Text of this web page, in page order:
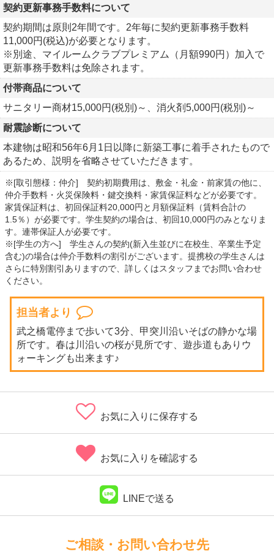
契約更新事務手数料について
契約期間は原則2年間です。2年毎に契約更新事務手数料
11,000円(税込)が必要となります。
※別途、マイルームクラブプレミアム（月額990円）加入で
更新事務手数料は免除されます。
付帯商品について
サニタリー商材15,000円(税別)～、消火剤5,000円(税別)～
耐震診断について
本建物は昭和56年6月1日以降に新築工事に着手されたもので
あるため、説明を省略させていただきます。
※[取引態様：仲介] 契約初期費用は、敷金・礼金・前家賃の他に、
仲介手数料・火災保険料・鍵交換料・家賃保証料などが必要です。
家賃保証料は、初回保証料20,000円と月額保証料（賃料合計の
1.5％）が必要です。学生契約の場合は、初回10,000円のみとなりま
す。連帯保証人が必要です。
※[学生の方へ] 学生さんの契約(新入生並びに在校生、卒業生予定
含む)の場合は仲介手数料の割引がございます。提携校の学生さんは
さらに特別割引ありますので、詳しくはスタッフまでお問い合わせ
ください。
担当者より
武之橋電停まで歩いて3分、甲突川沿いそばの静かな場
所です。春は川沿いの桜が見所です、遊歩道もありウ
ォーキングも出来ます♪
お気に入りに保存する
お気に入りを確認する
LINEで送る
ご相談・お問い合わせ先